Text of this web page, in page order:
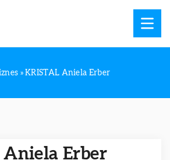
»KRISTAL Aniela Erber
Aniela Erber